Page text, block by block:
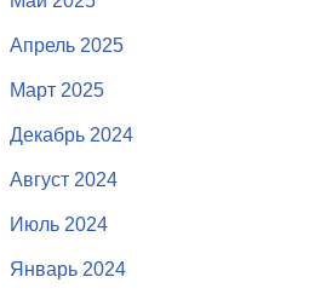
Апрель 2025
Март 2025
Декабрь 2024
Август 2024
Июль 2024
Январь 2024